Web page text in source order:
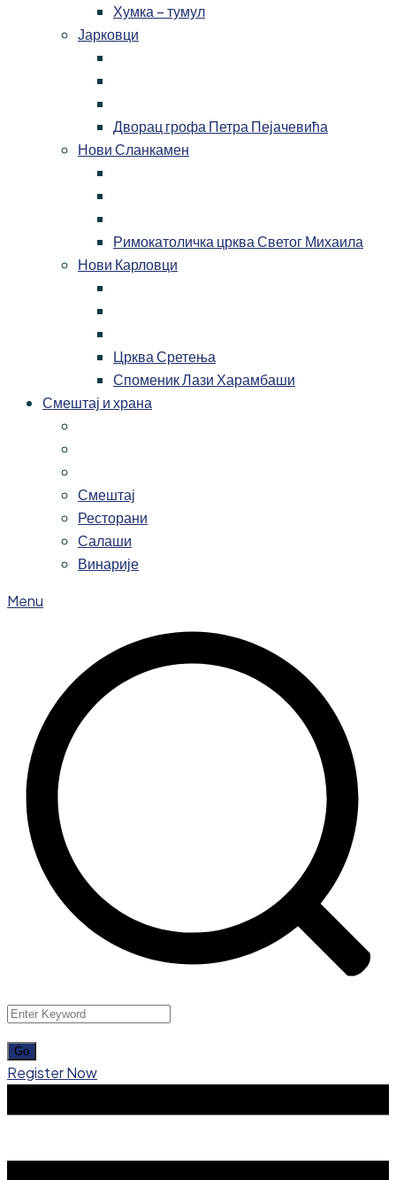
Хумка – тумул
Јарковци
Дворац грофа Петра Пејачевића
Нови Сланкамен
Римокатоличка црква Светог Михаила
Нови Карловци
Црква Сретења
Споменик Лази Харамбаши
Смештај и храна
Смештај
Ресторани
Салаши
Винарије
Menu
Register Now